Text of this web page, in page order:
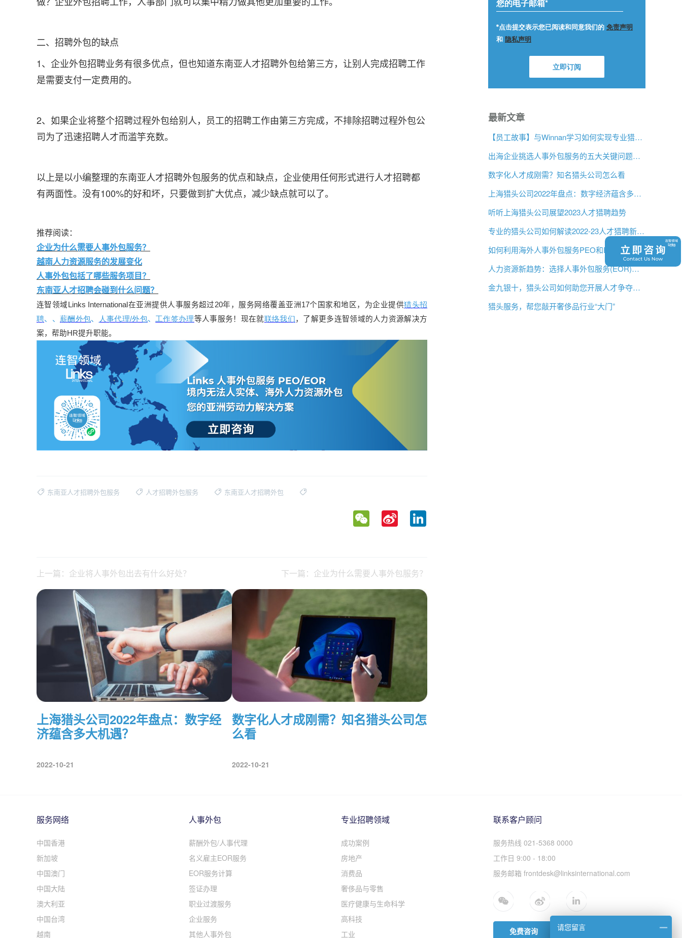
二、招聘外包的缺点
1、企业外包招聘业务有很多优点，但也知道东南亚人才招聘外包给第三方，让别人完成招聘工作
是需要支付一定费用的。
2、如果企业将整个招聘过程外包给别人，员工的招聘工作由第三方完成，不排除招聘过程外包公
司为了迅速招聘人才而滥竽充数。
以上是以小编整理的东南亚人才招聘外包服务的优点和缺点，企业使用任何形式进行人才招聘都
有两面性。没有100%的好和坏，只要做到扩大优点，减少缺点就可以了。
推荐阅读：
企业为什么需要人事外包服务？
越南人力资源服务的发展变化
人事外包包括了哪些服务项目？
东南亚人才招聘会碰到什么问题？
连智领域Links International在亚洲提供人事服务超过20年，服务网络覆盖亚洲17个国家和地区，为企业提供猎头招
聘、 、 薪酬外包、 人事代理/外包、 工作签办理等人事服务！现在就联络我们，了解更多连智领域的人力资源解决方
案，帮助HR提升职能。
东南亚人才招聘外包服务 人才招聘外包服务 东南亚人才招聘外包
WeChat
Sina
Weibo
上一篇：企业将人事外包出去有什么好处？ 下一篇：企业为什么需要人事外包服务？
上海猎头公司2022年盘点：数字经
济蕴含多大机遇？
2022-10-21
数字化人才成刚需？知名猎头公司怎
么看
2022-10-21
最新文章
【员工故事】与Winnan学习如何实现专业猎头团队的发展
出海企业挑选人事外包服务的五大关键问题是什么？
数字化人才成刚需？知名猎头公司怎么看
上海猎头公司2022年盘点：数字经济蕴含多大机遇？
听听上海猎头公司展望2023人才猎聘趋势
专业的猎头公司如何解读2022-23人才猎聘新趋势？
如何利用海外人事外包服务PEO和EOR实现增长？
人力资源新趋势：选择人事外包服务(EOR)还是专业雇主组织(PEO)？
金九银十，猎头公司如何助您开展人才争夺战？
猎头服务，帮您敲开奢侈品行业“大门”
服务网络
中国香港
新加坡
中国澳门
中国大陆
澳大利亚
中国台湾
越南
人事外包
薪酬外包/人事代理
名义雇主EOR服务
EOR服务计算
签证办理
职业过渡服务
企业服务
其他人事外包
专业招聘领域
成功案例
房地产
消费品
奢侈品与零售
医疗健康与生命科学
高科技
工业
联系客户顾问
服务热线 021-5368 0000
工作日 9:00 - 18:00
服务邮箱 frontdesk@linksinternational.com
免费咨询 请您留言